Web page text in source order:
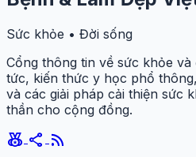
Sức khỏe • Đời sống
Cổng thông tin về sức khỏe
tức, kiến thức y học phổ
và các giải pháp cải thiện sức
thần cho cộng đồng.
social_leaderboard share rss_feed